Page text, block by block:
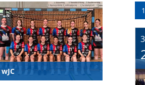
wJC